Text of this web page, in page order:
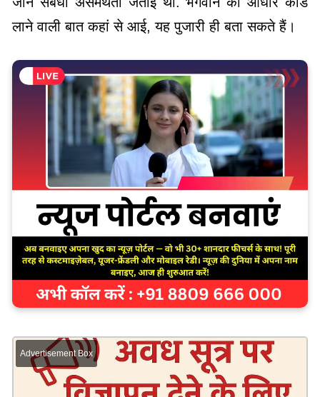
लाने वाली बात कहां से आई, यह पुजारी ही बता सकते हैं।
Advertisement Box